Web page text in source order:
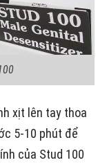
xịt lên tay thoa
5-10 phút để
của Stud 100